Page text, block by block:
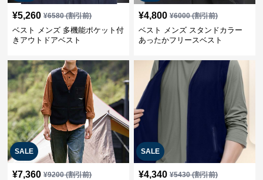
¥5,260 ¥6580(割引前)
ベスト メンズ 多機能ポケット付
きアウトドアベスト
¥4,800 ¥6000(割引前)
ベスト メンズ スタンドカラー
あったかフリースベスト
SALE
¥7,360 ¥9200(割引前)
SALE
¥4,340 ¥5430(割引前)